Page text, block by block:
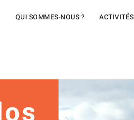
QUI SOMMES-NOUS ? ACTIVITÉS